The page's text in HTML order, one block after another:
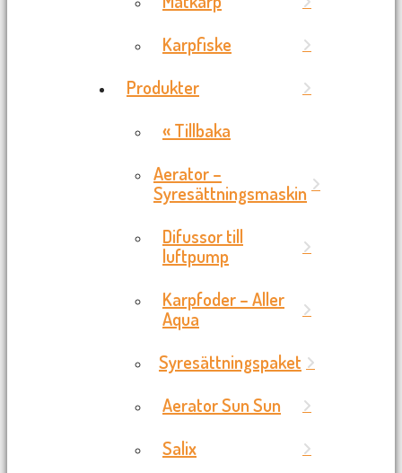
Karpfiske
Produkter
« Tillbaka
Aerator –
Syresättningsmaskin
Difussor till
luftpump
Karpfoder – Aller
Aqua
Syresättningspaket
Aerator Sun Sun
Salix